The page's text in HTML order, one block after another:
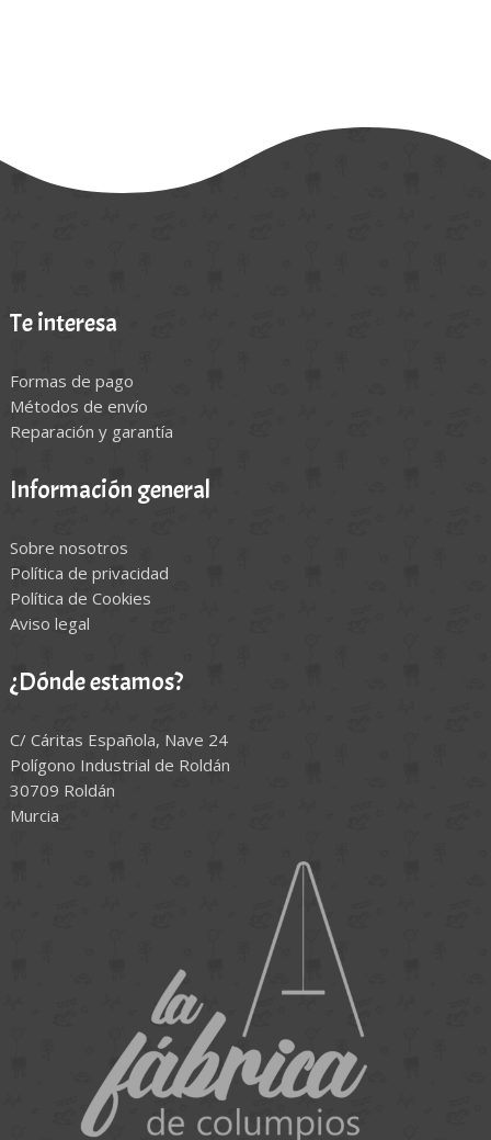
Te interesa
Formas de pago
Métodos de envío
Reparación y garantía
Información general
Sobre nosotros
Política de privacidad
Política de Cookies
Aviso legal
¿Dónde estamos?
C/ Cáritas Española, Nave 24
Polígono Industrial de Roldán
30709 Roldán
Murcia